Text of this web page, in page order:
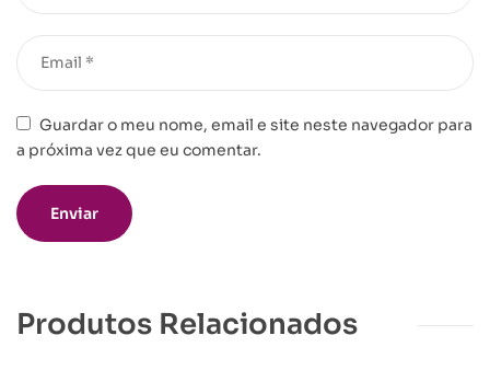
Guardar o meu nome, email e site neste navegador para
a próxima vez que eu comentar.
Produtos Relacionados